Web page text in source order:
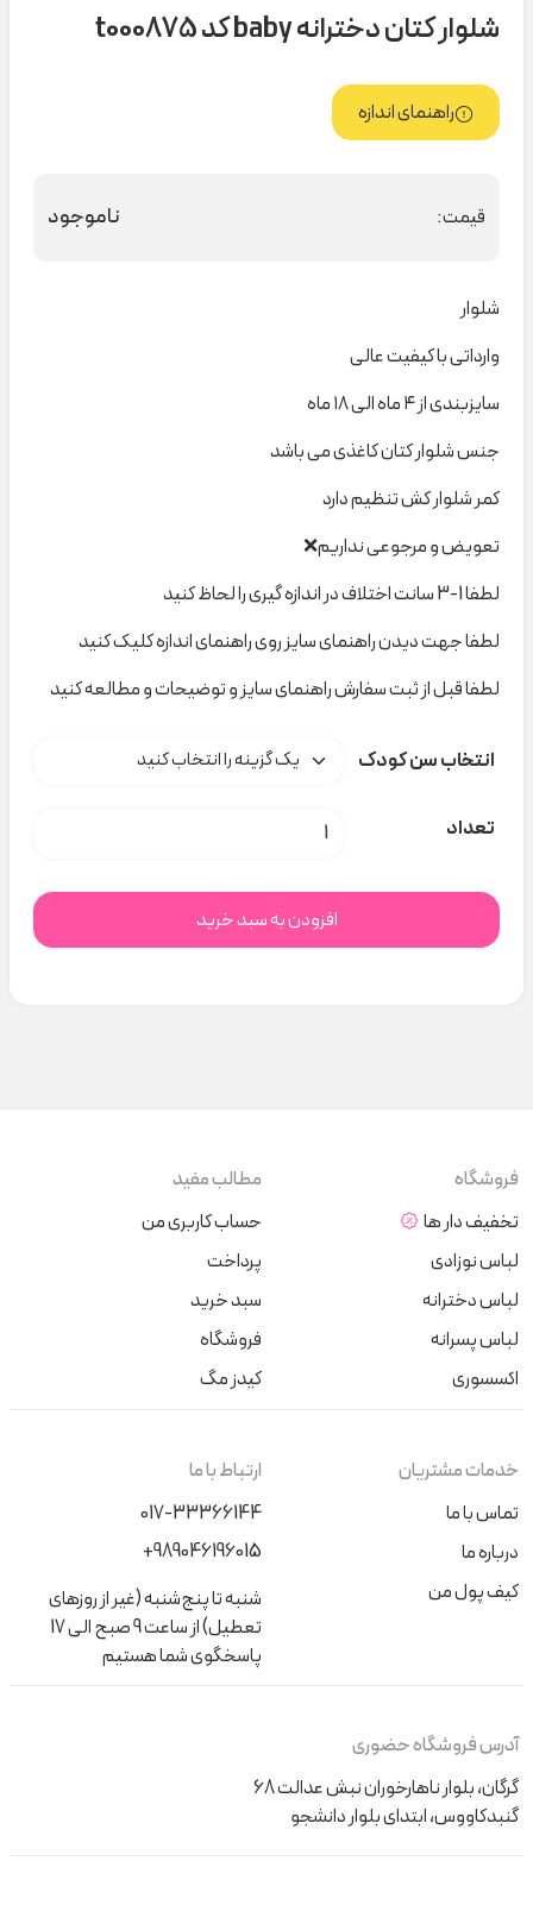
شلوار کتان دخترانه baby کد t000875
راهنمای اندازه
قیمت: ناموجود
شلوار
وارداتی با کیفیت عالی
سایزبندی از ۴ ماه الی ۱۸ ماه
جنس شلوار کتان کاغذی می باشد
کمر شلوار کش تنظیم دارد
تعویض و مرجوعی نداریم❌
لطفا 1-3 سانت اختلاف در اندازه گیری را لحاظ کنید
لطفا جهت دیدن راهنمای سایز روی راهنمای اندازه کلیک کنید
لطفا قبل از ثبت سفارش راهنمای سایز و توضیحات و مطالعه کنید
انتخاب سن کودک
تعداد شلوار کتان دخترانه baby کد t000875 عدد
افزودن به سبد خرید
فروشگاه
تخفیف دار ها
لباس نوزادی
لباس دخترانه
لباس پسرانه
اکسسوری
مطالب مفید
حساب کاربری من
پرداخت
سبد خرید
فروشگاه
کیدز مگ
خدمات مشتریان
تماس با ما
درباره ما
کیف پول من
ارتباط با ما
017-33366144
+989046196015
شنبه تا پنج‌شنبه (غیر از روزهای
تعطیل) از ساعت 9 صبح الی 17
پاسخگوی شما هستیم
آدرس فروشگاه حضوری
گرگان، بلوار ناهارخوران نبش عدالت 68
گنبدکاووس، ابتدای بلوار دانشجو